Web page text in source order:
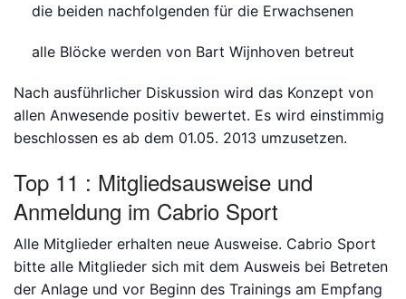
die beiden nachfolgenden für die Erwachsenen
alle Blöcke werden von Bart Wijnhoven betreut
Nach ausführlicher Diskussion wird das Konzept von
allen Anwesende positiv bewertet. Es wird einstimmig
beschlossen es ab dem 01.05. 2013 umzusetzen.
Top 11 : Mitgliedsausweise und
Anmeldung im Cabrio Sport
Alle Mitglieder erhalten neue Ausweise. Cabrio Sport
bitte alle Mitglieder sich mit dem Ausweis bei Betreten
der Anlage und vor Beginn des Trainings am Empfang